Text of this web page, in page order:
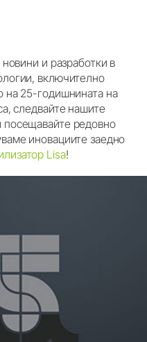
и разработки в
включително
на 25-годишнината на
следвайте нашите
редовно
иновациите заедно
Lisa!